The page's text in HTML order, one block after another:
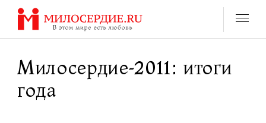
Перейти
содержанию
Милосердие-2011: итоги
года